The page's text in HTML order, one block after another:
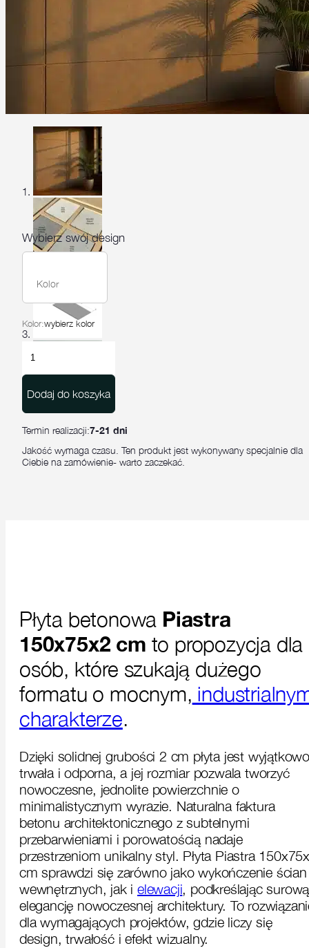
Wybierz swój design
Kolor
Kolor:wybierz kolor
Płyta
ścienna
150x75x2
Dodaj do koszyka
Termin realizacji:7-21 dni
Jakość wymaga czasu. Ten produkt jest wykonywany specjalnie dla
Ciebie na zamówienie- warto zaczekać.
Płyta betonowa Piastra
150x75x2 cm to propozycja dla
osób, które szukają dużego
formatu o mocnym,
charakterze.
Dzięki solidnej grubości 2 cm płyta jest wyjątkowo
trwała i odporna, a jej rozmiar pozwala tworzyć
nowoczesne, jednolite powierzchnie o
minimalistycznym wyrazie. Naturalna faktura
betonu architektonicznego z subtelnymi
przebarwieniami i porowatością nadaje
przestrzeniom unikalny styl. Płyta Piastra
cm sprawdzi się zarówno jako wykończenie ścian
wewnętrznych, jak ielewacji, podkreślając surową
elegancję nowoczesnej architektury. To
dla wymagających projektów, gdzie liczy się
design, trwałość i efekt wizualny.